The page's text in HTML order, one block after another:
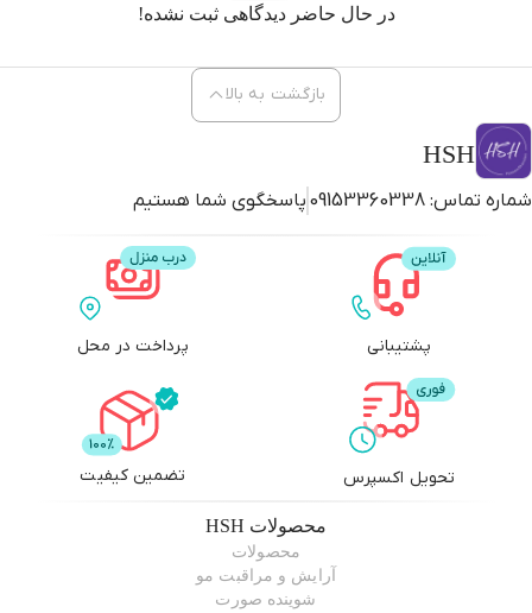
در حال حاضر دیدگاهی ثبت نشده!
HSH
شماره تماس: 09153360338 پاسخگوی شما هستیم
بازگشت به بالا
پشتیبانی پرداخت در محل
تحویل اکسپرس تضمین کیفیت
محصولات HSH
محصولات
آرایش و مراقبت مو
شوینده صورت